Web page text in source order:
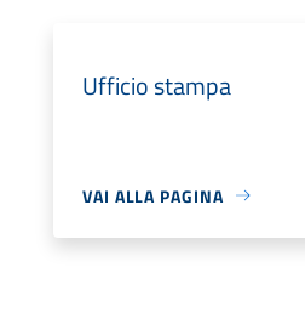
Ufficio stampa
VAI ALLA PAGINA